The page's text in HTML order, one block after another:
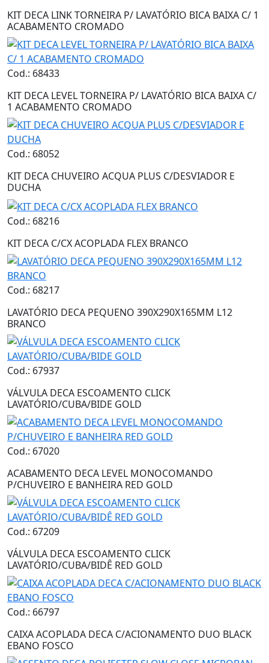
KIT DECA LINK TORNEIRA P/ LAVATÓRIO BICA BAIXA C/ 1
ACABAMENTO CROMADO
Cod.: 68433
KIT DECA LEVEL TORNEIRA P/ LAVATÓRIO BICA BAIXA C/
1 ACABAMENTO CROMADO
Cod.: 68052
KIT DECA CHUVEIRO ACQUA PLUS C/DESVIADOR E
DUCHA
Cod.: 68216
KIT DECA C/CX ACOPLADA FLEX BRANCO
Cod.: 68217
LAVATÓRIO DECA PEQUENO 390X290X165MM L12
BRANCO
Cod.: 67937
VÁLVULA DECA ESCOAMENTO CLICK
LAVATÓRIO/CUBA/BIDE GOLD
Cod.: 67020
ACABAMENTO DECA LEVEL MONOCOMANDO
P/CHUVEIRO E BANHEIRA RED GOLD
Cod.: 67209
VÁLVULA DECA ESCOAMENTO CLICK
LAVATÓRIO/CUBA/BIDÊ RED GOLD
Cod.: 66797
CAIXA ACOPLADA DECA C/ACIONAMENTO DUO BLACK
EBANO FOSCO